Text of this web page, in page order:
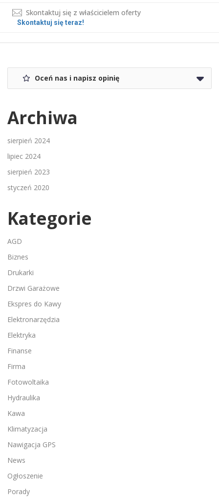
Skontaktuj się z właścicielem oferty
Skontaktuj się teraz!
Oceń nas i napisz opinię
Archiwa
sierpień 2024
lipiec 2024
sierpień 2023
styczeń 2020
Kategorie
AGD
Biznes
Drukarki
Drzwi Garażowe
Ekspres do Kawy
Elektronarzędzia
Elektryka
Finanse
Firma
Fotowoltaika
Hydraulika
Kawa
Klimatyzacja
Nawigacja GPS
News
Ogłoszenie
Porady